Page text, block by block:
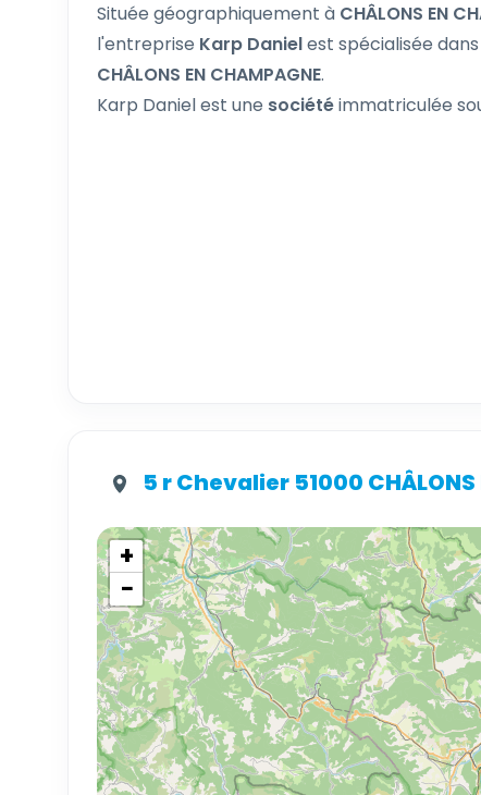
Située géographiquement à CHÂLONS EN
l'entreprise Karp Danielest spécialisée
CHÂLONS EN CHAMPAGNE.
Karp Daniel est une sociétéimmatriculée
5 r Chevalier 51000 CHÂLONS
+
−